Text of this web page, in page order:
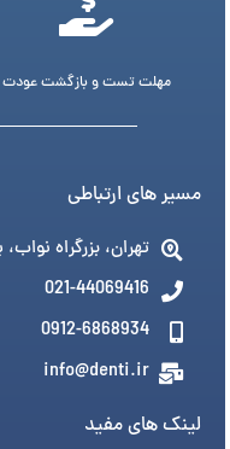
مهلت تست و بازگشت عودت
مسیر های ارتباطی
تهران، بزرگراه نواب،
021-44069416
0912-6868934
info@denti.ir
لینک های مفید